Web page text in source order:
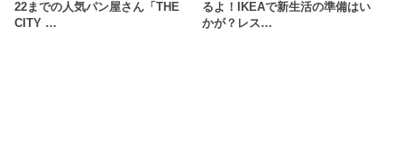
22までの人気パン屋さん「THE
CITY …
るよ！IKEAで新生活の準備はい
かが？レス…